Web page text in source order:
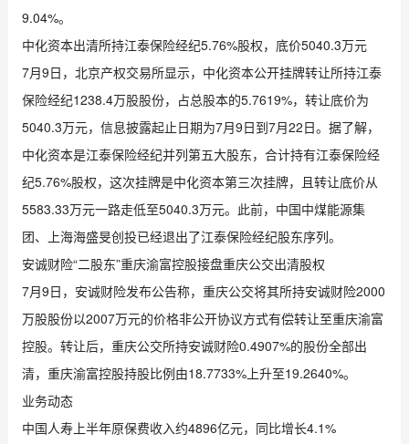
9.04%。
中化资本出清所持江泰保险经纪5.76%股权，底价5040.3万元
7月9日，北京产权交易所显示，中化资本公开挂牌转让所持江泰
保险经纪1238.4万股股份，占总股本的5.7619%，转让底价为
5040.3万元，信息披露起止日期为7月9日到7月22日。据了解，
中化资本是江泰保险经纪并列第五大股东，合计持有江泰保险经
纪5.76%股权，这次挂牌是中化资本第三次挂牌，且转让底价从
5583.33万元一路走低至5040.3万元。此前，中国中煤能源集
团、上海海盛旻创投已经退出了江泰保险经纪股东序列。
安诚财险“二股东”重庆渝富控股接盘重庆公交出清股权
7月9日，安诚财险发布公告称，重庆公交将其所持安诚财险2000
万股股份以2007万元的价格非公开协议方式有偿转让至重庆渝富
控股。转让后，重庆公交所持安诚财险0.4907%的股份全部出
清，重庆渝富控股持股比例由18.7733%上升至19.2640%。
业务动态
中国人寿上半年原保费收入约4896亿元，同比增长4.1%